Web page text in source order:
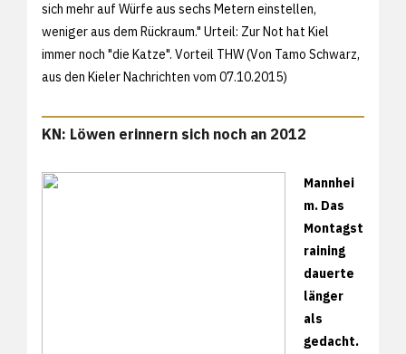
sich mehr auf Würfe aus sechs Metern einstellen,
weniger aus dem Rückraum." Urteil: Zur Not hat Kiel
immer noch "die Katze". Vorteil THW (Von Tamo Schwarz,
aus den Kieler Nachrichten vom 07.10.2015)
KN: Löwen erinnern sich noch an 2012
Mannhei
m. Das
Montagst
raining
dauerte
länger
als
gedacht.